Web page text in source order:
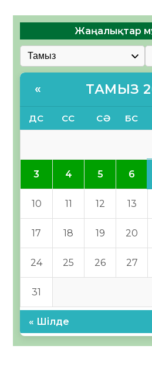
Жаңалықтар
« ТАМЫЗ
ДС СС СӘ БС
3 4 5 6
10 11 12 13
17 18 19 20
24 25 26 27
31
« Шілде